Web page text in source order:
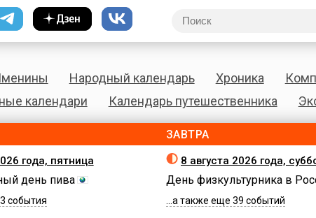
Народный календарь Хроника
календари
Календарь путешественника
года, пятница
день пива
события
ЗАВТРА
8 августа 2026 года,
День физкультурника в
...а также еще 39 событий